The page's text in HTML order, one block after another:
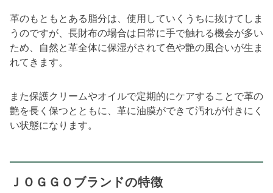
革のもともとある脂分は、使用していくうちに抜けてしま
うのですが、長財布の場合は日常に手で触れる機会が多い
ため、自然と革全体に保湿がされて色や艶の風合いが生ま
れてきます。
また保護クリームやオイルで定期的にケアすることで革の
艶を長く保つとともに、革に油膜ができて汚れが付きにく
い状態になります。
ＪＯＧＧＯブランドの特徴